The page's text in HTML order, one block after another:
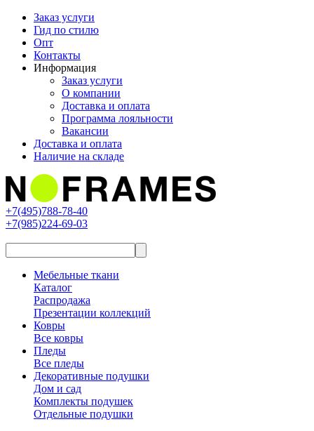
Заказ услуги
Гид по стилю
Опт
Контакты
Информация
Заказ услуги
О компании
Доставка и оплата
Программа лояльности
Вакансии
Доставка и оплата
Наличие на складе
+7(495)788-78-40
+7(985)224-69-03
Мебельные ткани
Каталог
Распродажа
Презентации коллекций
Ковры
Все ковры
Пледы
Все пледы
Декоративные подушки
Дом и сад
Комплекты подушек
Отдельные подушки